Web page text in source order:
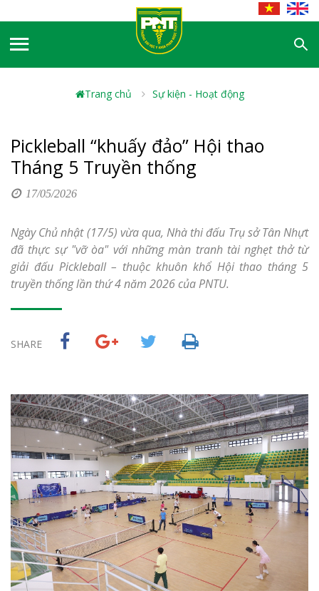
Trang chủ Sự kiện - Hoạt động
Pickleball “khuấy đảo” Hội thao
Tháng 5 Truyền thống
17/05/2026
Ngày Chủ nhật (17/5) vừa qua, Nhà thi đấu Trụ sở Tân Nhựt
đã thực sự "vỡ òa" với những màn tranh tài nghẹt thở từ
giải đấu Pickleball – thuộc khuôn khổ Hội thao tháng 5
truyền thống lần thứ 4 năm 2026 của PNTU.
SHARE